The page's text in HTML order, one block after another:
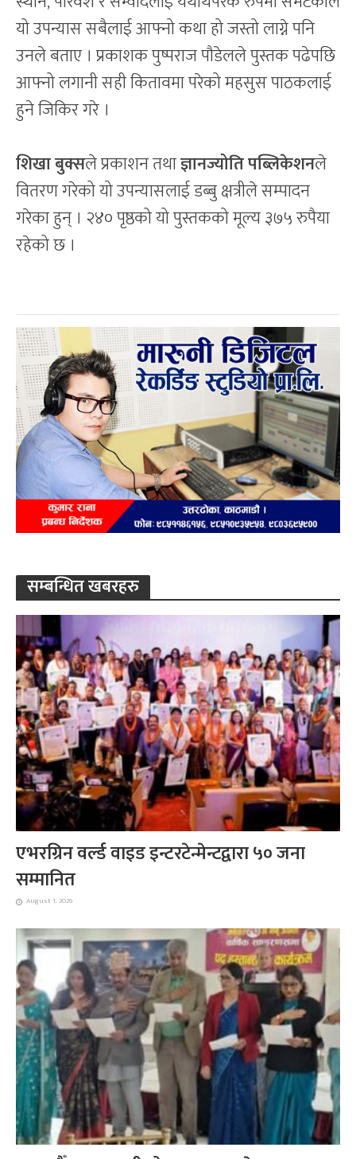
यो उपन्यास सबैलाई आफ्नो कथा हो जस्तो लाग्ने पनि
उनले बताए । प्रकाशक पुष्पराज पौडेलले पुस्तक पढेपछि
आफ्नो लगानी सही कितावमा परेको महसुस पाठकलाई
हुने जिकिर गरे ।
शिखा बुक्सले प्रकाशन तथाज्ञानज्योति पब्लिकेशनले
वितरण गरेको यो उपन्यासलाई डब्बु क्षत्रीले सम्पादन
गरेका हुन् । २४० पृष्ठको यो पुस्तकको मूल्य ३७५ रुपैया
रहेको छ ।
सम्बन्धित खबरहरु
एभरग्रिन वर्ल्ड वाइड इन्टरटेन्मेन्टद्वारा ५० जना
सम्मानित
August 1, 2026